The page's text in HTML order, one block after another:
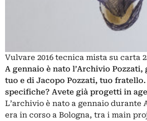
Vulvare 2016 tecnica mista su carta
A gennaio è nato l’Archivio Pozzati,
tuo e di Jacopo Pozzati, tuo
specifiche? Avete già progetti in
L’archivio è nato a gennaio durante
era in corso a Bologna, tra i main